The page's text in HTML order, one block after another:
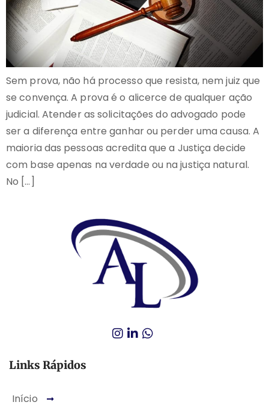
Sem prova, não há processo que resista, nem juiz que
se convença. A prova é o alicerce de qualquer ação
judicial. Atender as solicitações do advogado pode
ser a diferença entre ganhar ou perder uma causa. A
maioria das pessoas acredita que a Justiça decide
com base apenas na verdade ou na justiça natural.
No […]
Links Rápidos
Início